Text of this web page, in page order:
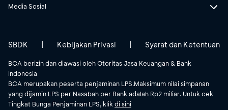
Media Sosial
BCA berizin dan diawasi oleh Otoritas Jasa Keuangan & Bank
Indonesia
BCA merupakan peserta penjaminan LPS.Maksimum nilai simpanan
yang dijamin LPS per Nasabah per Bank adalah Rp2 miliar. Untuk cek
Tingkat Bunga Penjaminan LPS, klik di sini
SBDK | Kebijakan Privasi | Syarat dan Ketentuan